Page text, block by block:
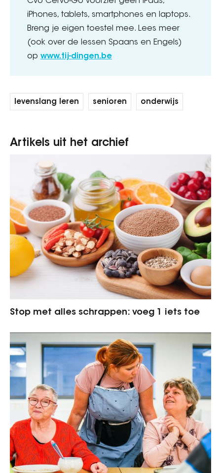
iPhones, tablets, smartphones en laptops.
Breng je eigen toestel mee. Lees meer
(ook over de lessen Spaans en Engels)
op www.tij-dingen.be
levenslang leren senioren onderwijs
Artikels uit het archief
Stop met alles schrappen: voeg 1 iets toe